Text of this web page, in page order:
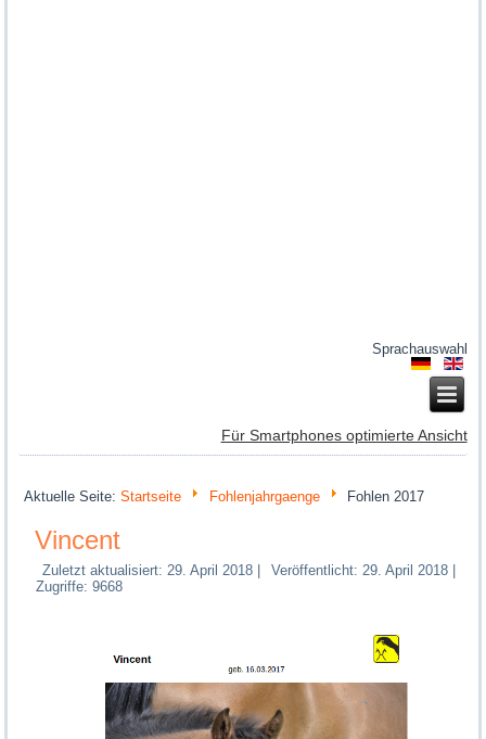
Sprachauswahl
Für Smartphones optimierte Ansicht
Aktuelle Seite:Startseite Fohlenjahrgaenge Fohlen 2017
Vincent
Zuletzt aktualisiert: 29. April 2018 Veröffentlicht: 29. April 2018
Zugriffe: 9668